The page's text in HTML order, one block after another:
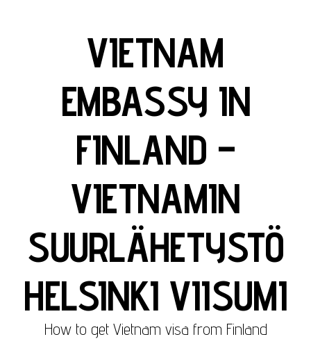
VIETNAM
EMBASSY IN
FINLAND –
VIETNAMIN
SUURLÄHETYSTÖ
HELSINKI VIISUMI
How to get Vietnam visa from Finland